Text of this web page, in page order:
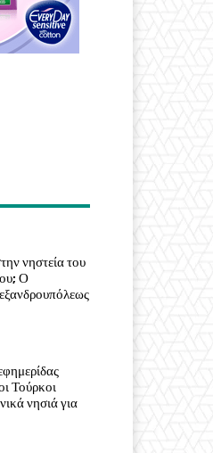
νηστεία του
Ο
Τούρκοι
νησιά για